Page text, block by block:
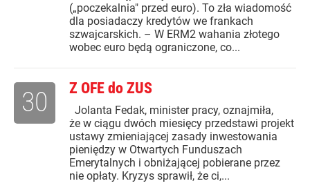
(„poczekalnia" przed euro). To zła wiadomość
dla posiadaczy kredytów we frankach
szwajcarskich. – W ERM2 wahania złotego
wobec euro będą ograniczone, co...
Z OFE do ZUS
Jolanta Fedak, minister pracy, oznajmiła,
że w ciągu dwóch miesięcy przedstawi projekt
ustawy zmieniającej zasady inwestowania
pieniędzy w Otwartych Funduszach
Emerytalnych i obniżającej pobierane przez
nie opłaty. Kryzys sprawił, że ci,...
30